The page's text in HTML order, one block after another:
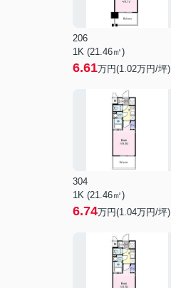
206
1K (21.46㎡)
6.61万円(1.02万円/坪)
304
1K (21.46㎡)
6.74万円(1.04万円/坪)